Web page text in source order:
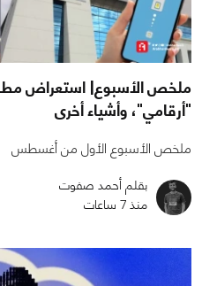
"أرقامي"، وأشياء أخرى
ملخص الأسبوع الأول من أغسطس
بقلم أحمد صفوت
منذ 7 ساعات